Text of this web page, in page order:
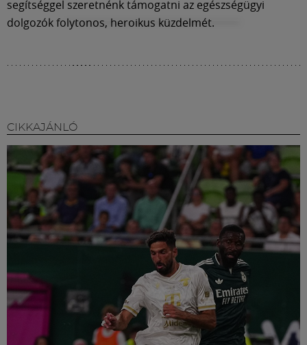
segítséggel szeretnénk támogatni az egészségügyi
dolgozók folytonos, heroikus küzdelmét.
CIKKAJÁNLÓ